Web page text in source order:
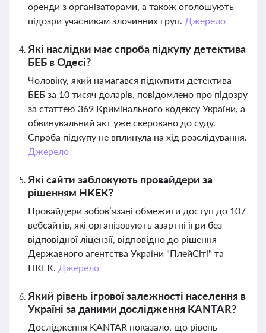
оренди з організаторами, а також оголошують
підозри учасникам злочинних груп. Джерело
Які наслідки має спроба підкупу детектива
БЕБ в Одесі?
Чоловіку, який намагався підкупити детектива
БЕБ за 10 тисяч доларів, повідомлено про підозру
за статтею 369 Кримінального кодексу України, а
обвинувальний акт уже скеровано до суду.
Спроба підкупу не вплинула на хід розслідування.
Джерело
Які сайти заблокують провайдери за
рішенням НКЕК?
Провайдери зобов’язані обмежити доступ до 107
вебсайтів, які організовують азартні ігри без
відповідної ліцензії, відповідно до рішення
Державного агентства України "ПлейСіті" та
НКЕК. Джерело
Який рівень ігрової залежності населення в
Україні за даними дослідження KANTAR?
Дослідження KANTAR показало, що рівень